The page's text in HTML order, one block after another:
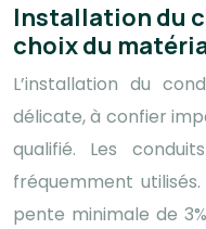
Installation du
choix du
L’installation du
délicate, à confier
qualifié. Les
fréquemment
pente minimale de